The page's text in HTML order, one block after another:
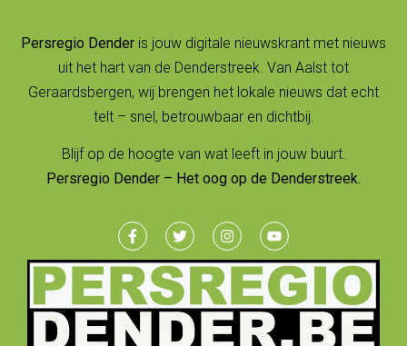
Persregio Dender is jouw digitale nieuwskrant met nieuws
uit het hart van de Denderstreek. Van Aalst tot
Geraardsbergen, wij brengen het lokale nieuws dat echt
telt – snel, betrouwbaar en dichtbij.
Blijf op de hoogte van wat leeft in jouw buurt.
Persregio Dender – Het oog op de Denderstreek.